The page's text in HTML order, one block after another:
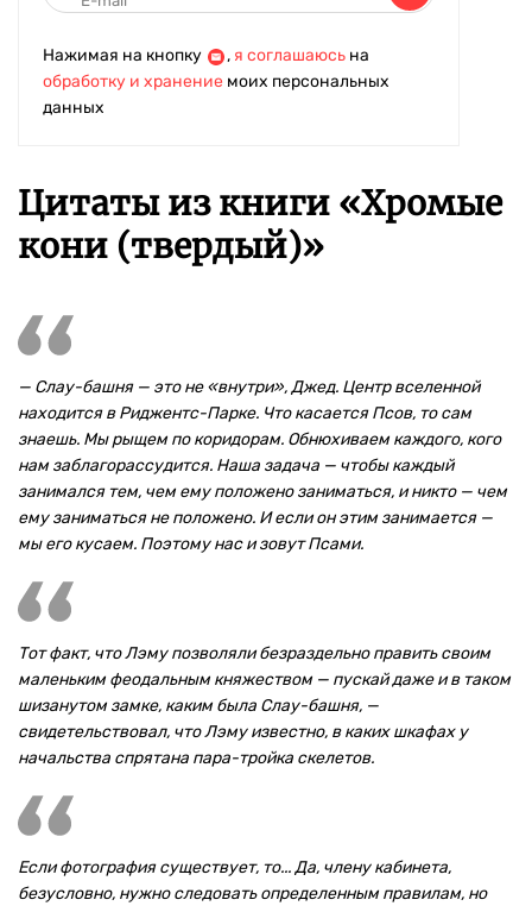
Нажимая на кнопку , я соглашаюсь на
обработку и хранение моих персональных
данных
Цитаты из книги «Хромые
кони (твердый)»
— Слау-башня — это не «внутри», Джед. Центр вселенной
находится в Риджентс-Парке. Что касается Псов, то сам
знаешь. Мы рыщем по коридорам. Обнюхиваем каждого, кого
нам заблагорассудится. Наша задача — чтобы каждый
занимался тем, чем ему положено заниматься, и никто — чем
ему заниматься не положено. И если он этим занимается —
мы его кусаем. Поэтому нас и зовут Псами.
Тот факт, что Лэму позволяли безраздельно править своим
маленьким феодальным княжеством — пускай даже и в таком
шизанутом замке, каким была Слау-башня, —
свидетельствовал, что Лэму известно, в каких шкафах у
начальства спрятана пара-тройка скелетов.
Если фотография существует, то... Да, члену кабинета,
безусловно, нужно следовать определенным правилам, но